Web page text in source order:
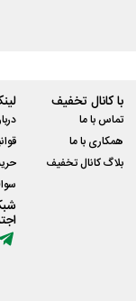
با کانال تخفیف
تماس با ما
همکاری با ما
بلاگ کانال تخفیف